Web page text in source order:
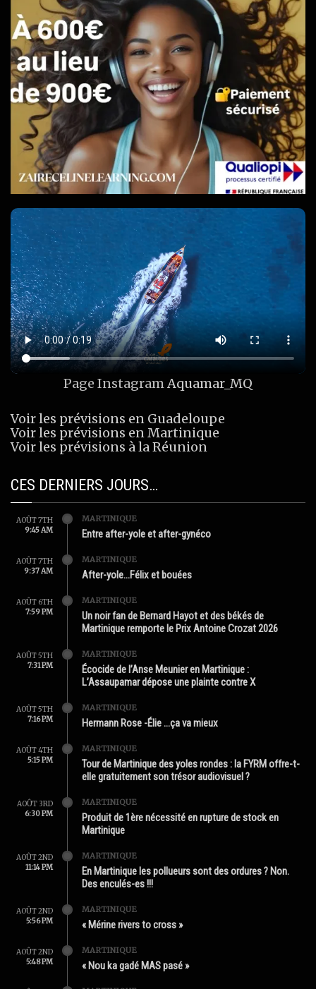
Page InstagramAquamar_MQ
Voir les prévisions en Guadeloupe
Voir les prévisions en Martinique
Voir les prévisions à la Réunion
CES DERNIERS JOURS…
AOÛT 7TH
9:45 AM
MARTINIQUE
Entre after-yole et after-gynéco
AOÛT 7TH
9:37 AM
MARTINIQUE
After-yole…Félix et bouées
AOÛT 6TH
7:59 PM
MARTINIQUE
Un noir fan de Bernard Hayot et des békés de
Martinique remporte le Prix Antoine Crozat 2026
AOÛT 5TH
7:31 PM
MARTINIQUE
Écocide de l’Anse Meunier en Martinique :
L’Assaupamar dépose une plainte contre X
AOÛT 5TH
7:16 PM
MARTINIQUE
Hermann Rose -Élie …ça va mieux
AOÛT 4TH
5:15 PM
MARTINIQUE
Tour de Martinique des yoles rondes : la FYRM offre-t-
elle gratuitement son trésor audiovisuel ?
AOÛT 3RD
6:30 PM
MARTINIQUE
Produit de 1ère nécessité en rupture de stock en
Martinique
AOÛT 2ND
11:14 PM
MARTINIQUE
En Martinique les pollueurs sont des ordures ? Non.
Des enculés-es !!!
AOÛT 2ND
5:56 PM
MARTINIQUE
« Mérine rivers to cross »
AOÛT 2ND
5:48 PM
MARTINIQUE
« Nou ka gadé MAS pasé »